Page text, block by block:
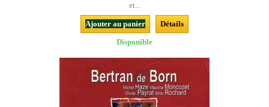
et...
Ajouter au panier
Détails
Disponible